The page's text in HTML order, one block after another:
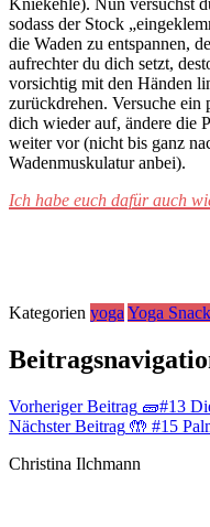
Kniekehle). Nun versuchst
sodass der Stock
die Waden zu entspannen,
aufrechter du dich setzt,
vorsichtig mit den Händen
zurückdrehen. Versuche ein
dich wieder auf, ändere die
weiter vor (nicht bis ganz
Wadenmuskulatur anbei).
Ich habe euch dafür auch
Kategorien yogaYoga
Vorheriger Beitrag 🧱#13
Nächster Beitrag 🤲 #15
Christina Ilchmann